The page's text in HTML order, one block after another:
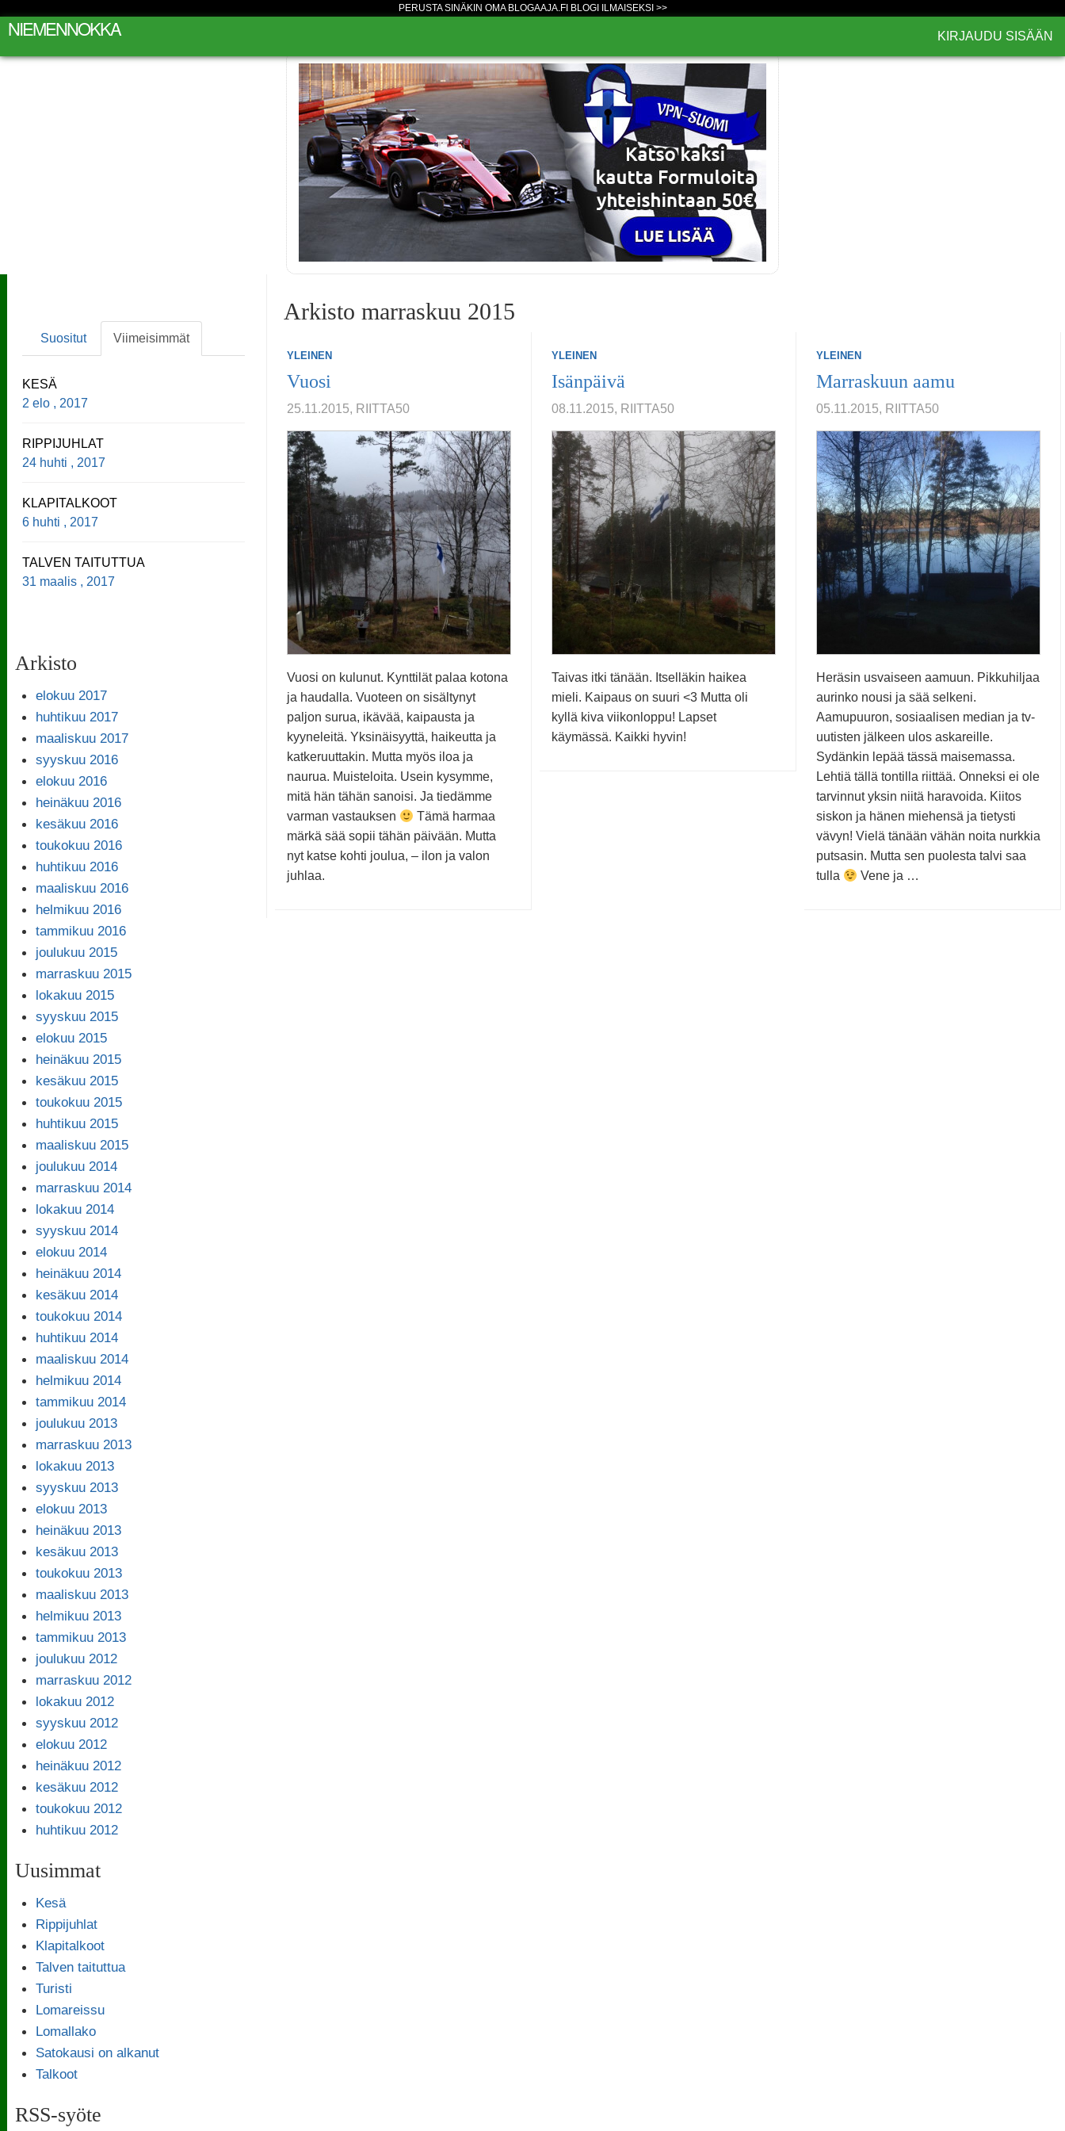
PERUSTA SINÄKIN OMA BLOGAAJA.FI BLOGI ILMAISEKSI >>
NIEMENNOKKA KIRJAUDU SISÄÄN
Arkisto marraskuu 2015
YLEINEN
Vuosi
25.11.2015, RIITTA50
Vuosi on kulunut. Kynttilät palaa kotona
ja haudalla. Vuoteen on sisältynyt
paljon surua, ikävää, kaipausta ja
kyyneleitä. Yksinäisyyttä, haikeutta ja
katkeruuttakin. Mutta myös iloa ja
naurua. Muisteloita. Usein kysymme,
mitä hän tähän sanoisi. Ja tiedämme
varman vastauksen
Tämä harmaa
märkä sää sopii tähän päivään. Mutta
nyt katse kohti joulua, – ilon ja valon
juhlaa.
YLEINEN
Isänpäivä
08.11.2015, RIITTA50
Taivas itki tänään. Itselläkin haikea
mieli. Kaipaus on suuri <3 Mutta oli
kyllä kiva viikonloppu! Lapset
käymässä. Kaikki hyvin!
YLEINEN
Marraskuun aamu
05.11.2015, RIITTA50
Heräsin usvaiseen aamuun. Pikkuhiljaa
aurinko nousi ja sää selkeni.
Aamupuuron, sosiaalisen median ja tv-
uutisten jälkeen ulos askareille.
Sydänkin lepää tässä maisemassa.
Lehtiä tällä tontilla riittää. Onneksi ei ole
tarvinnut yksin niitä haravoida. Kiitos
siskon ja hänen miehensä ja tietysti
vävyn! Vielä tänään vähän noita nurkkia
putsasin. Mutta sen puolesta talvi saa
tulla
Vene ja …
Suositut Viimeisimmät
KESÄ
2 elo , 2017
RIPPIJUHLAT
24 huhti , 2017
KLAPITALKOOT
6 huhti , 2017
TALVEN TAITUTTUA
31 maalis , 2017
Arkisto
elokuu 2017
huhtikuu 2017
maaliskuu 2017
syyskuu 2016
elokuu 2016
heinäkuu 2016
kesäkuu 2016
toukokuu 2016
huhtikuu 2016
maaliskuu 2016
helmikuu 2016
tammikuu 2016
joulukuu 2015
marraskuu 2015
lokakuu 2015
syyskuu 2015
elokuu 2015
heinäkuu 2015
kesäkuu 2015
toukokuu 2015
huhtikuu 2015
maaliskuu 2015
joulukuu 2014
marraskuu 2014
lokakuu 2014
syyskuu 2014
elokuu 2014
heinäkuu 2014
kesäkuu 2014
toukokuu 2014
huhtikuu 2014
maaliskuu 2014
helmikuu 2014
tammikuu 2014
joulukuu 2013
marraskuu 2013
lokakuu 2013
syyskuu 2013
elokuu 2013
heinäkuu 2013
kesäkuu 2013
toukokuu 2013
maaliskuu 2013
helmikuu 2013
tammikuu 2013
joulukuu 2012
marraskuu 2012
lokakuu 2012
syyskuu 2012
elokuu 2012
heinäkuu 2012
kesäkuu 2012
toukokuu 2012
huhtikuu 2012
Uusimmat
Kesä
Rippijuhlat
Klapitalkoot
Talven taituttua
Turisti
Lomareissu
Lomallako
Satokausi on alkanut
Talkoot
RSS-syöte